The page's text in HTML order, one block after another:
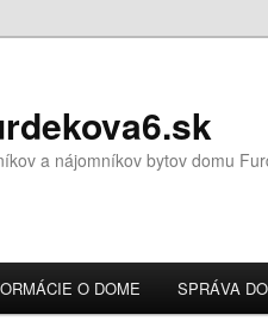
a nájomníkov bytov domu
O DOME SPRÁVA